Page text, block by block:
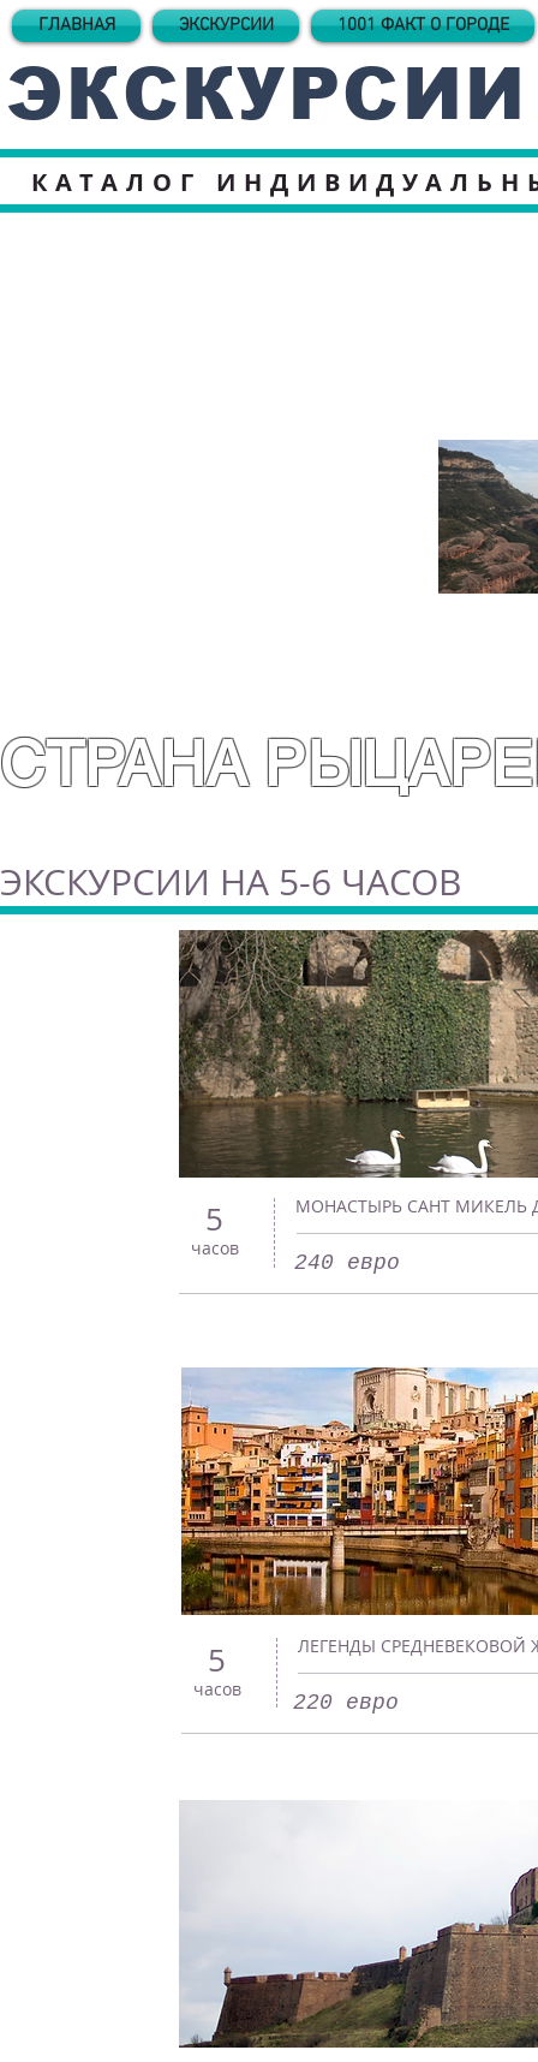
ГЛАВНАЯ ЭКСКУРСИИ 1001 ФАКТ О ГОРОДЕ
КАТАЛОГ
СТРАНА
ЭКСКУРСИИ НА 5-6 ЧАСОВ
5
часов
МОНАСТЫРЬ САНТ МИКЕЛЬ
240 евро
220 евро
ЛЕГЕНДЫ
5
часов